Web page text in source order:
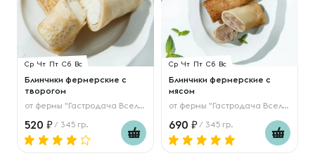
Ср Чт Пт Сб Вс
Блинчики фермерские с
творогом
от фермы "Гастродача Вселуг"
520 / 345 гр.
Ср Чт Пт Сб Вс
Блинчики фермерские с
мясом
от фермы "Гастродача Вселуг"
690 / 345 гр.